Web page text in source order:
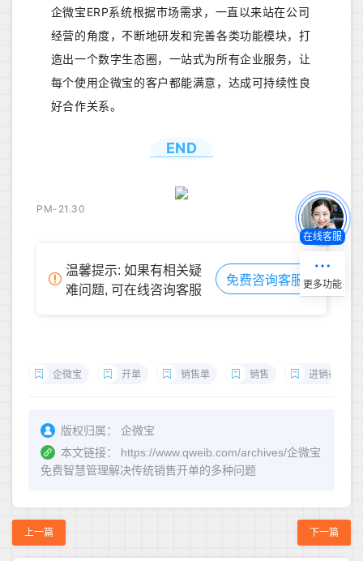
企微宝ERP系统根据市场需求，一直以来站在公司
经营的角度，不断地研发和完善各类功能模块，打
造出一个数字生态圈，一站式为所有企业服务，让
每个使用企微宝的客户都能满意，达成可持续性良
好合作关系。
END
PM-21.30
温馨提示: 如果有相关疑
难问题, 可在线咨询客服
免费咨询客服
企微宝 开单 销售单 销售 进销存
版权归属：
企微宝
本文链接：
https://www.qweib.com/archives/企微宝
免费智慧管理解决传统销售开单的多种问题
上一篇 下一篇
在线客服